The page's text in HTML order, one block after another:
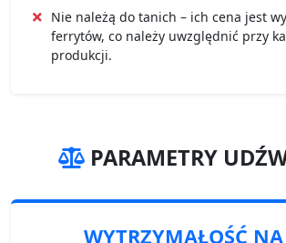
Nie należą do tanich – ich cena jest
ferrytów, co należy uwzględnić przy
produkcji.
PARAMETRY
WYTRZYMAŁOŚĆ NA